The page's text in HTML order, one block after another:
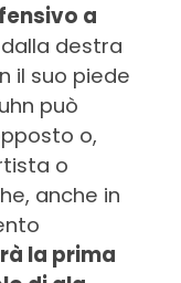
a
destra
il suo piede
può
o,
o
anche in
la prima